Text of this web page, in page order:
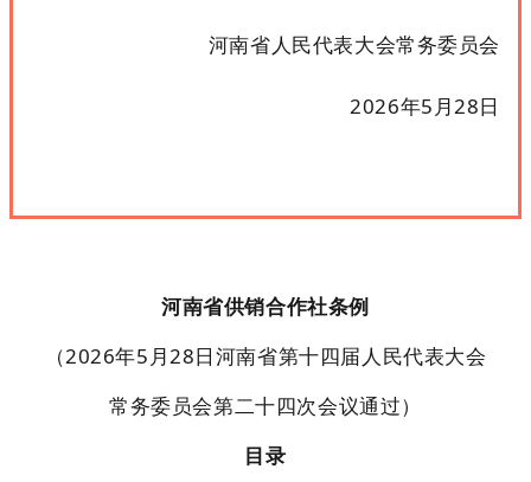
河南省人民代表大会常务委员会
2026年5月28日
河南省供销合作社条例
（2026年5月28日河南省第十四届人民代表大会
常务委员会第二十四次会议通过）
目录